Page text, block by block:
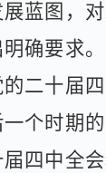
蓝图，
确要求
二十届
个时期的
四中全